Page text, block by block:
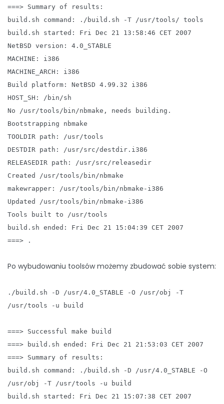
===> Summary of results:
build.sh command: ./build.sh -T /usr/tools/ tools
build.sh started: Fri Dec 21 13:58:46 CET 2007
NetBSD version: 4.0_STABLE
MACHINE: i386
MACHINE_ARCH: i386
Build platform: NetBSD 4.99.32 i386
HOST_SH: /bin/sh
No /usr/tools/bin/nbmake, needs building.
Bootstrapping nbmake
TOOLDIR path: /usr/tools
DESTDIR path: /usr/src/destdir.i386
RELEASEDIR path: /usr/src/releasedir
Created /usr/tools/bin/nbmake
makewrapper: /usr/tools/bin/nbmake-i386
Updated /usr/tools/bin/nbmake-i386
Tools built to /usr/tools
build.sh ended: Fri Dec 21 15:04:39 CET 2007
===> .
Po wybudowaniu toolsów możemy zbudować sobie system:
./build.sh -D /usr/4.0_STABLE -O /usr/obj -T
/usr/tools -u build
===> Successful make build
===> build.sh ended: Fri Dec 21 21:53:03 CET 2007
===> Summary of results:
build.sh command: ./build.sh -D /usr/4.0_STABLE -O
/usr/obj -T /usr/tools -u build
build.sh started: Fri Dec 21 15:07:38 CET 2007